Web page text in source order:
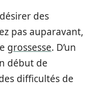
des
pas auparavant,
grossesse. D’un
début de
difficultés de